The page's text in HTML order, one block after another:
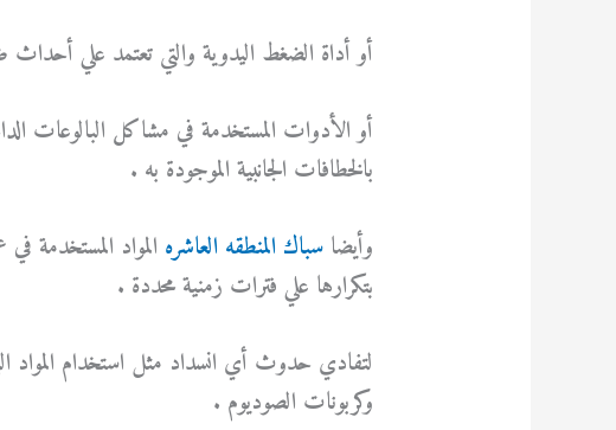
أو أداة الضغط اليدوية والتي تعتمد علي
أو الأدوات المستخدمة في مشاكل البالوعات
بالخطافات الجانبية الموجودة به .
وأيضاسباك المنطقه العاشره المواد المستخدمة
بتكرارها علي فترات زمنية محددة .
لتفادي حدوث أي انسداد مثل استخدام المواد
وكربونات الصوديوم .